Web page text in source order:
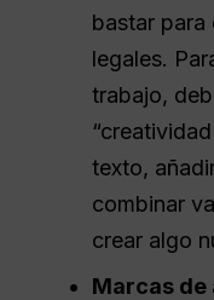
bastar para
legales.
trabajo,
texto,
combinar
crear algo
Marcas de